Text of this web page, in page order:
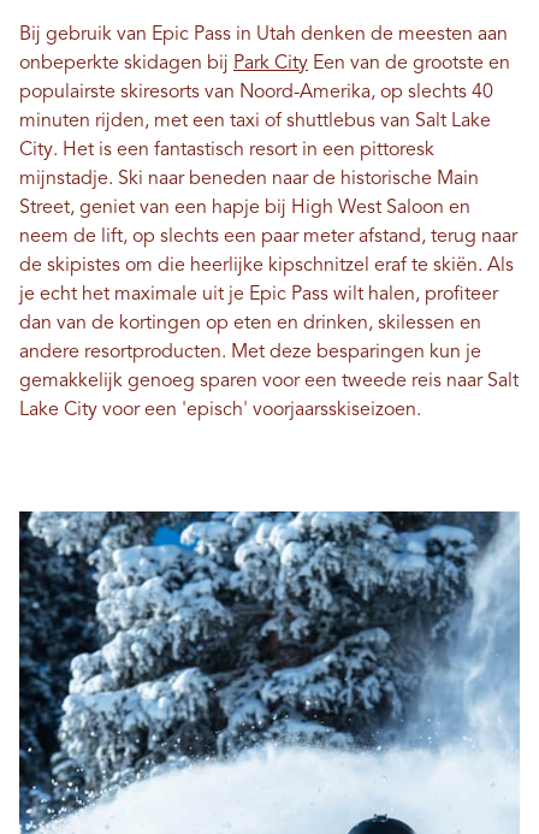
Bij gebruik van Epic Pass in Utah denken de meesten aan
onbeperkte skidagen bij Park City Een van de grootste en
populairste skiresorts van Noord-Amerika, op slechts 40
minuten rijden, met een taxi of shuttlebus van Salt Lake
City. Het is een fantastisch resort in een pittoresk
mijnstadje. Ski naar beneden naar de historische Main
Street, geniet van een hapje bij High West Saloon en
neem de lift, op slechts een paar meter afstand, terug naar
de skipistes om die heerlijke kipschnitzel eraf te skiën. Als
je echt het maximale uit je Epic Pass wilt halen, profiteer
dan van de kortingen op eten en drinken, skilessen en
andere resortproducten. Met deze besparingen kun je
gemakkelijk genoeg sparen voor een tweede reis naar Salt
Lake City voor een 'episch' voorjaarsskiseizoen.